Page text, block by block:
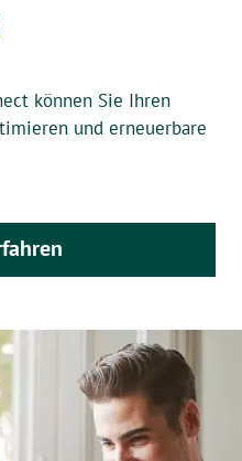
können Sie Ihren
und erneuerbare